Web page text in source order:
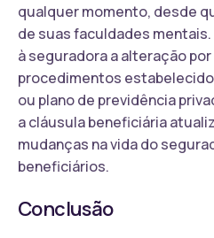
qualquer momento, desde
de suas faculdades
à seguradora a alteração
procedimentos
ou plano de previdência
a cláusula beneficiária
mudanças na vida do
beneficiários.
Conclusão